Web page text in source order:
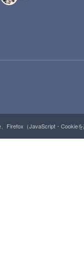
Firefox（JavaScript・Cookie